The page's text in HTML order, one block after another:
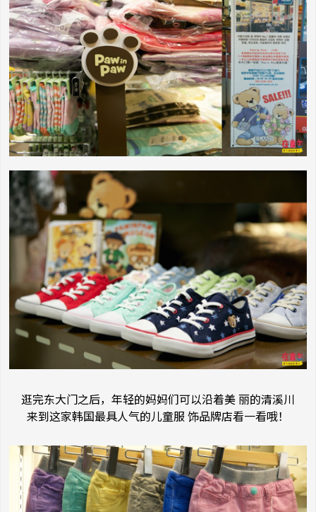
逛完东大门之后，年轻的妈妈们可以沿着美 丽的清溪川
来到这家韩国最具人气的儿童服 饰品牌店看一看哦！